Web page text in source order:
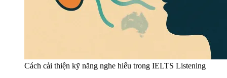
Cách cải thiện kỹ năng nghe hiểu trong IELTS Listening